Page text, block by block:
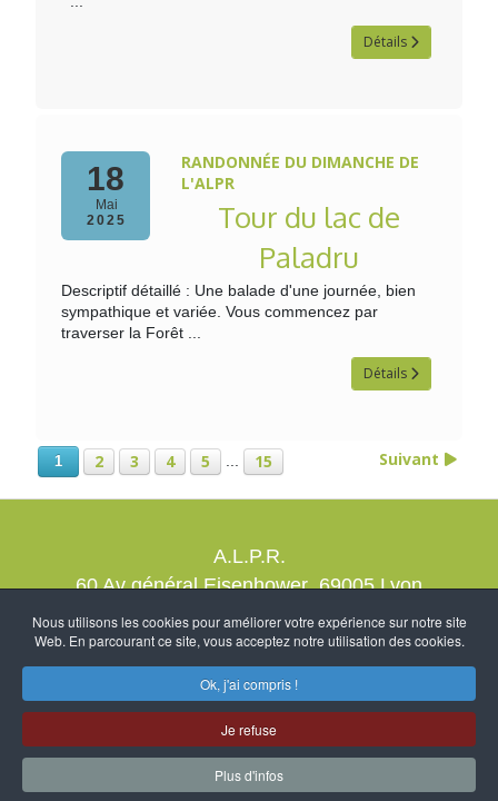
Nous utilisons les cookies pour améliorer votre expérience sur notre site
Web. En parcourant ce site, vous acceptez notre utilisation des cookies.
Ok, j'ai compris !
Je refuse
Plus d'infos
Détails
18
Mai
2025
RANDONNÉE DU DIMANCHE DE
L'ALPR
Tour du lac de
Paladru
Descriptif détaillé : Une balade d'une journée, bien
sympathique et variée. Vous commencez par
traverser la Forêt ...
Détails
1 2 3 4 5 15 Suivant
A.L.P.R.
60 Av général Eisenhower 69005 Lyon
Nous rejoindre
Mention légales-Création NcDubourg